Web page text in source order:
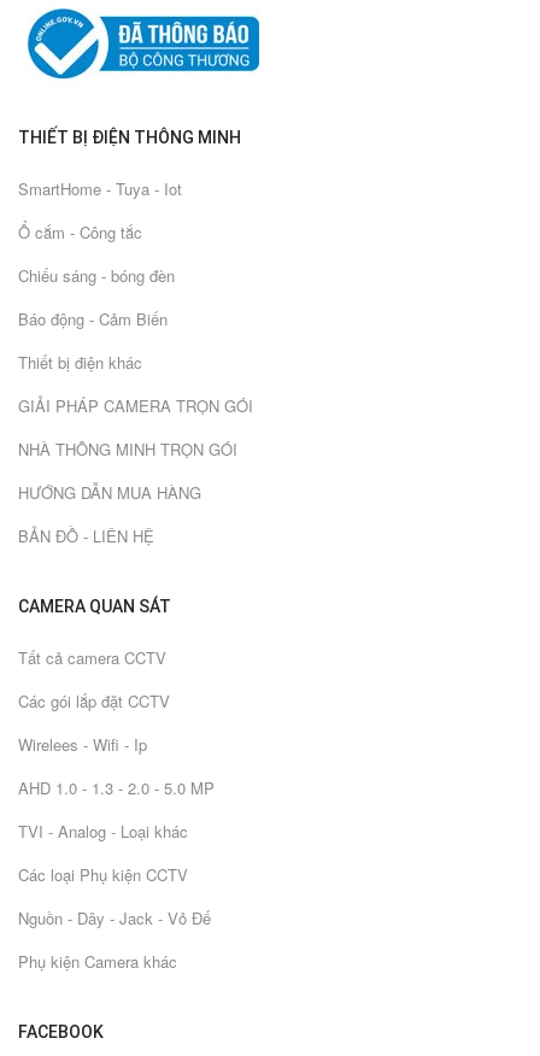
THIẾT BỊ ĐIỆN THÔNG MINH
SmartHome - Tuya - Iot
Ổ cắm - Công tắc
Chiếu sáng - bóng đèn
Báo động - Cảm Biến
Thiết bị điện khác
GIẢI PHÁP CAMERA TRỌN GÓI
NHÀ THÔNG MINH TRỌN GÓI
HƯỚNG DẪN MUA HÀNG
BẢN ĐỒ - LIÊN HỆ
CAMERA QUAN SÁT
Tất cả camera CCTV
Các gói lắp đặt CCTV
Wirelees - Wifi - Ip
AHD 1.0 - 1.3 - 2.0 - 5.0 MP
TVI - Analog - Loại khác
Các loại Phụ kiện CCTV
Nguồn - Dây - Jack - Vỏ Đế
Phụ kiện Camera khác
FACEBOOK